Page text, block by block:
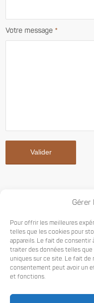
Pour offrir les meilleures
telles que les cookies pour
appareils. Le fait de
traiter des données telles
uniques sur ce site. Le fait de
consentement peut avoir un
et fonctions.
Votre message *
Entrons
autrement :
Rejoignez
connectés.